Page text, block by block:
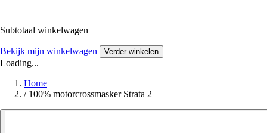
Subtotaal winkelwagen
Bekijk mijn winkelwagen Verder winkelen
Loading...
Home
/ 100% motorcrossmasker Strata 2